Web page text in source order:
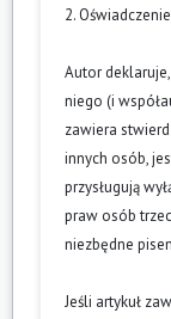
2.
Autor
niego (i
zawiera
innych osób,
przysługują
praw osób
niezbędne
Jeśli artykuł